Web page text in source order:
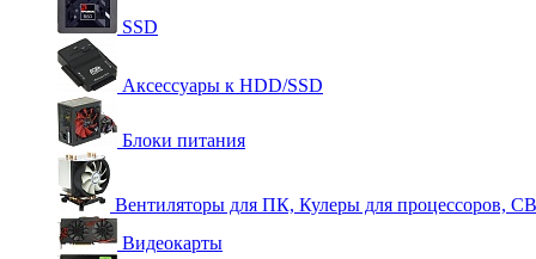
SSD
Аксессуары к HDD/SSD
Блоки питания
Вентиляторы для ПК, Кулеры для процессоров,
Видеокарты